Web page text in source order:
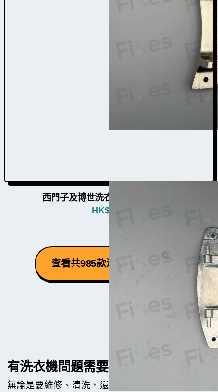
西門子及博世洗衣機門鉸W004013
HK$
查看共985款洗衣機零件 ⮕
有洗衣機問題需要幫手？
無論是要維修、清洗，還是買機，都歡迎隨時聯絡